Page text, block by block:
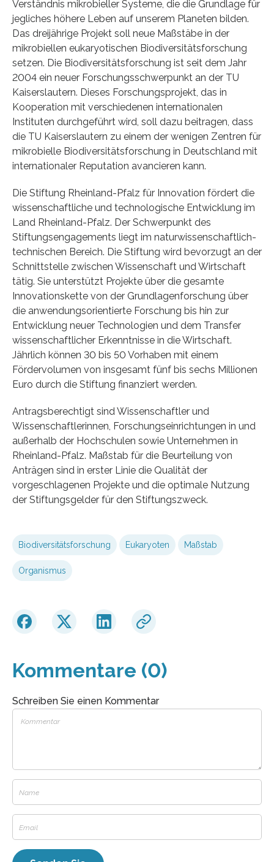
Verständnis mikrobieller Systeme, die die Grundlage für
jegliches höhere Leben auf unserem Planeten bilden.
Das dreijährige Projekt soll neue Maßstäbe in der
mikrobiellen eukaryotischen Biodiversitätsforschung
setzen. Die Biodiversitätsforschung ist seit dem Jahr
2004 ein neuer Forschungsschwerpunkt an der TU
Kaiserslautern. Dieses Forschungsprojekt, das in
Kooperation mit verschiedenen internationalen
Instituten durchgeführt wird, soll dazu beitragen, dass
die TU Kaiserslautern zu einem der wenigen Zentren für
mikrobielle Biodiversitätsforschung in Deutschland mit
internationaler Reputation avancieren kann.
Die Stiftung Rheinland-Pfalz für Innovation fördert die
wissenschaftliche und technologische Entwicklung im
Land Rheinland-Pfalz. Der Schwerpunkt des
Stiftungsengagements liegt im naturwissenschaftlich-
technischen Bereich. Die Stiftung wird bevorzugt an der
Schnittstelle zwischen Wissenschaft und Wirtschaft
tätig. Sie unterstützt Projekte über die gesamte
Innovationskette von der Grundlagenforschung über
die anwendungsorientierte Forschung bis hin zur
Entwicklung neuer Technologien und dem Transfer
wissenschaftlicher Erkenntnisse in die Wirtschaft.
Jährlich können 30 bis 50 Vorhaben mit einem
Fördervolumen von insgesamt fünf bis sechs Millionen
Euro durch die Stiftung finanziert werden.
Antragsberechtigt sind Wissenschaftler und
Wissenschaftlerinnen, Forschungseinrichtungen in und
außerhalb der Hochschulen sowie Unternehmen in
Rheinland-Pfalz. Maßstab für die Beurteilung von
Anträgen sind in erster Linie die Qualität der
vorgeschlagenen Projekte und die optimale Nutzung
der Stiftungsgelder für den Stiftungszweck.
Biodiversitätsforschung Eukaryoten Maßstab
Organismus
Kommentare (0)
Schreiben Sie einen Kommentar